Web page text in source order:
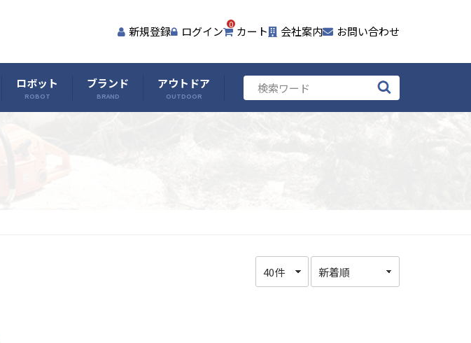
新規登録 ログイン 0 カート 会社案内 お問い合わせ
ロボット
ROBOT
ブランド
BRAND
アウトドア
OUTDOOR